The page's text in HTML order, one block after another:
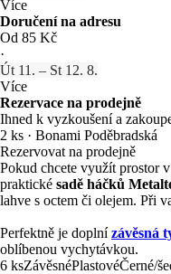
Více
Doručení na adresu
Od 85 Kč
·
Út 11. – St 12. 8.
Více
Rezervace na prodejně
Ihned k vyzkoušení a
2 ks · Bonami Poděbradská
Rezervovat na prodejně
Pokud chcete využít prostor
praktické sadě háčků
lahve s octem či olejem. Při
Perfektně je doplnízávěsná
oblíbenou vychytávkou.
6 ksZávěsnéPlastovéČerné/